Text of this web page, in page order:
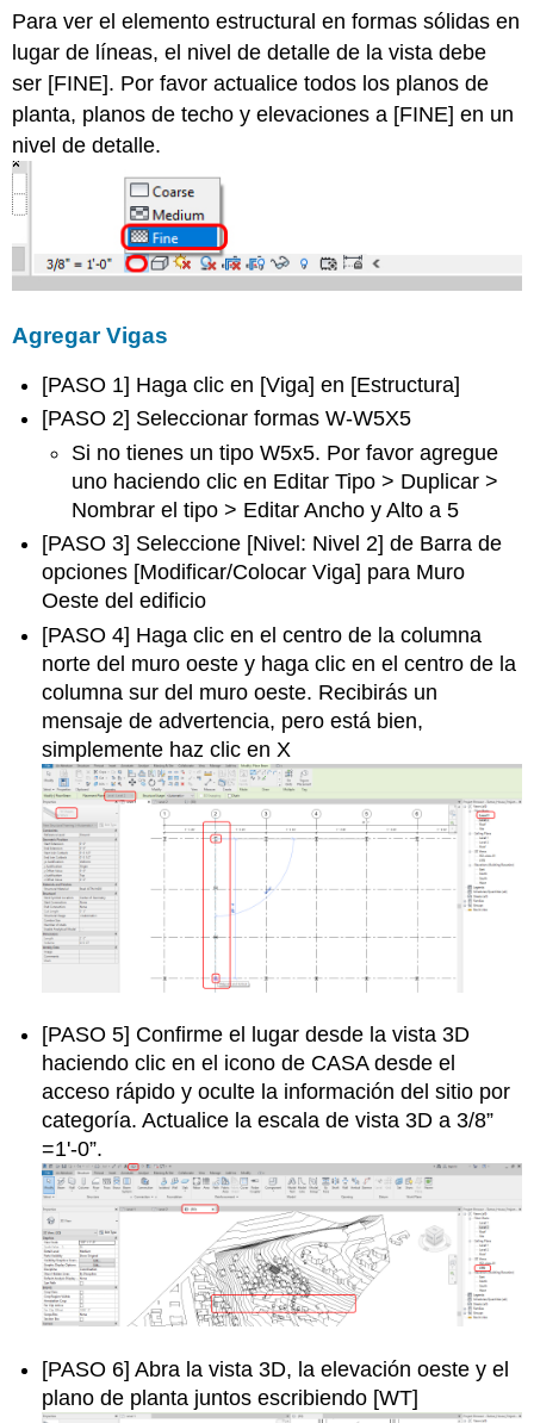
Para ver el elemento estructural en formas sólidas en
lugar de líneas, el nivel de detalle de la vista debe
ser [FINE]. Por favor actualice todos los planos de
planta, planos de techo y elevaciones a [FINE] en un
nivel de detalle.
Agregar Vigas
[PASO 1] Haga clic en [Viga] en [Estructura]
[PASO 2] Seleccionar formas W-W5X5
Si no tienes un tipo W5x5. Por favor agregue
uno haciendo clic en Editar Tipo > Duplicar >
Nombrar el tipo > Editar Ancho y Alto a 5
[PASO 3] Seleccione [Nivel: Nivel 2] de Barra de
opciones [Modificar/Colocar Viga] para Muro
Oeste del edificio
[PASO 4] Haga clic en el centro de la columna
norte del muro oeste y haga clic en el centro de la
columna sur del muro oeste. Recibirás un
mensaje de advertencia, pero está bien,
simplemente haz clic en X
[PASO 5] Confirme el lugar desde la vista 3D
haciendo clic en el icono de CASA desde el
acceso rápido y oculte la información del sitio por
categoría. Actualice la escala de vista 3D a 3/8”
=1'-0”.
[PASO 6] Abra la vista 3D, la elevación oeste y el
plano de planta juntos escribiendo [WT]